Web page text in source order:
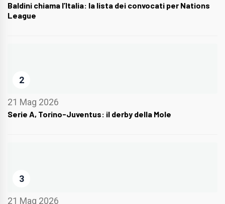
Baldini chiama l’Italia: la lista dei convocati per Nations
League
2
21 Mag 2026
Serie A, Torino-Juventus: il derby della Mole
3
21 Mag 2026